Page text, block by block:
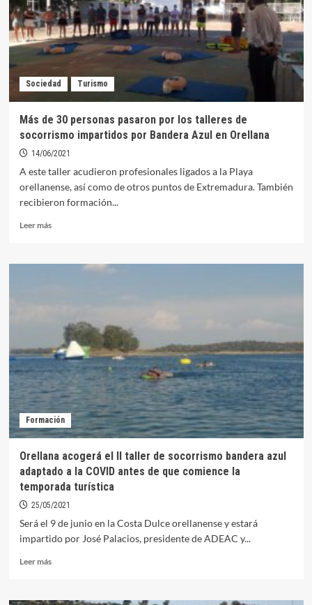
inauguran
este
fin
de
semana
Circuito
EUROACE
SPORT
2021
Sociedad Turismo
Más de 30 personas pasaron por los talleres de
socorrismo impartidos por Bandera Azul en Orellana
14/06/2021
A este taller acudieron profesionales ligados a la Playa
orellanense, así como de otros puntos de Extremadura. También
recibieron formación...
Leer másLeer
Más
por
los
talleres
de
socorrismo
impartidos
por
Bandera
Azul
Orellana
Formación
Orellana acogerá el II taller de socorrismo bandera azul
adaptado a la COVID antes de que comience la
temporada turística
25/05/2021
Será el 9 de junio en la Costa Dulce orellanense y estará
impartido por José Palacios, presidente de ADEAC y...
Leer másLeer
Orellana